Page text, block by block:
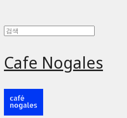
Cafe Nogales